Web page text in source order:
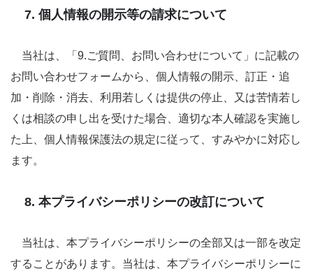
7. 個人情報の開示等の請求について
当社は、「9.ご質問、お問い合わせについて」に記載の
お問い合わせフォームから、個人情報の開示、訂正・追
加・削除・消去、利用若しくは提供の停止、又は苦情若し
くは相談の申し出を受けた場合、適切な本人確認を実施し
た上、個人情報保護法の規定に従って、すみやかに対応し
ます。
8. 本プライバシーポリシーの改訂について
当社は、本プライバシーポリシーの全部又は一部を改定
することがあります。当社は、本プライバシーポリシーに